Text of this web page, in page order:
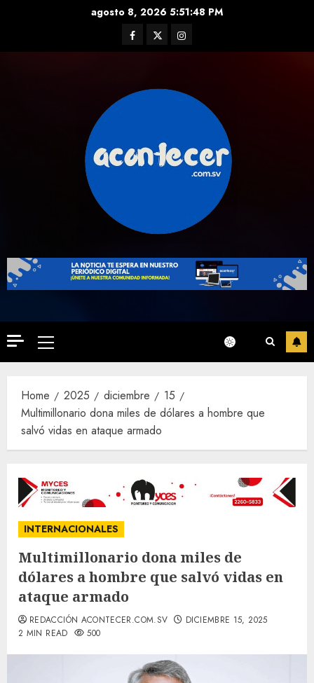
agosto 8, 2026 5:51:49 PM
Facebook
TwitterInstagram
Primary
Menu
Home 2025 diciembre
15
Multimillonario dona miles de dólares a hombre que
salvó vidas en ataque armado
INTERNACIONALES
Multimillonario dona miles de
dólares a hombre que salvó vidas en
ataque armado
REDACCIÓN ACONTECER.COM.SV
DICIEMBRE 15, 2025
2 MIN READ
500